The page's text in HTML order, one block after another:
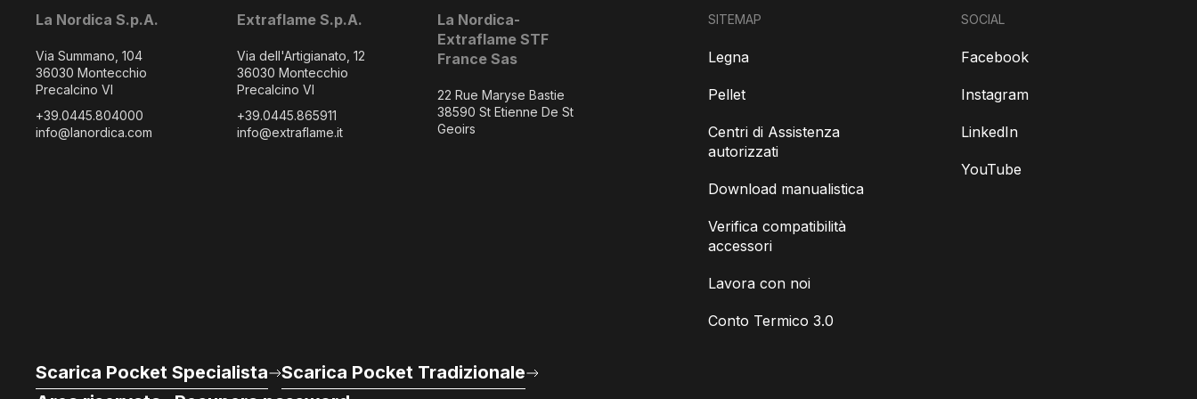
La Nordica S.p.A.
Via Summano, 104
36030 Montecchio
Precalcino VI
+39.0445.804000
info@lanordica.com
Extraflame S.p.A.
Via dell'Artigianato, 12
36030 Montecchio
Precalcino VI
+39.0445.865911
info@extraflame.it
La Nordica-
Extraflame STF
France Sas
22 Rue Maryse Bastie
38590 St Etienne De St
Geoirs
Scarica Pocket Specialista
Scarica Pocket Tradizionale
SITEMAP
Legna
Pellet
Centri di Assistenza
autorizzati
Download manualistica
Verifica compatibilità
accessori
Lavora con noi
Conto Termico 3.0
SOCIAL
Facebook
Instagram
LinkedIn
YouTube